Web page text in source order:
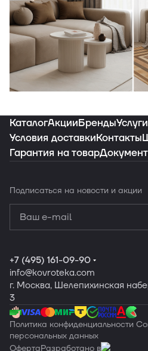
ваш
Заказать
КаталогАкцииБрендыУслуги
Условия доставкиКонтакты
Гарантия на товар
Подписаться на новости и акции
конфиденциальности
персональных данных
+7 (495) 161-09-90
info@kovroteka.com
г. Москва, Шелепихинская
3
Политика конфиденциальности
персональных данных
ОфертаРазработано в